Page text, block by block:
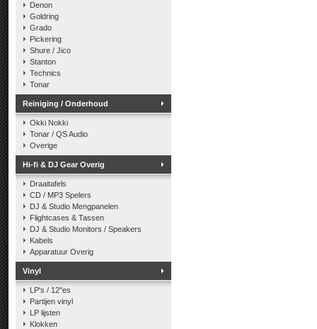
Denon
Goldring
Grado
Pickering
Shure / Jico
Stanton
Technics
Tonar
Reiniging / Onderhoud
Okki Nokki
Tonar / QS Audio
Overige
Hi-fi & DJ Gear Overig
Draaitafels
CD / MP3 Spelers
DJ & Studio Mengpanelen
Flightcases & Tassen
DJ & Studio Monitors / Speakers
Kabels
Apparatuur Overig
Vinyl
LP's / 12"es
Partijen vinyl
LP lijsten
Klokken